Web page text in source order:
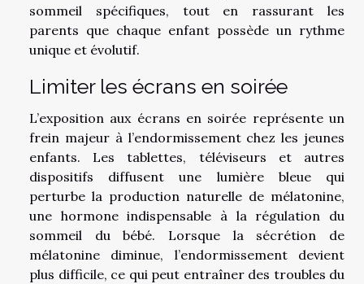
sommeil spécifiques, tout en rassurant les
parents que chaque enfant possède un rythme
unique et évolutif.
Limiter les écrans en soirée
L’exposition aux écrans en soirée représente un
frein majeur à l’endormissement chez les jeunes
enfants. Les tablettes, téléviseurs et autres
dispositifs diffusent une lumière bleue qui
perturbe la production naturelle de mélatonine,
une hormone indispensable à la régulation du
sommeil du bébé. Lorsque la sécrétion de
mélatonine diminue, l’endormissement devient
plus difficile, ce qui peut entraîner des troubles du